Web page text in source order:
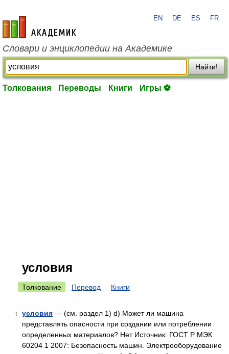
academic.ru
EN DE ES FR
Словари и энциклопедии на Академике
Найти!
Толкования Переводы Книги Игры ⚽
условия
Толкование Перевод Книги
1 условия — (см. раздел 1) d) Может ли машина
представлять опасности при создании или потреблении
определенных материалов? Нет Источник: ГОСТ Р МЭК
60204 1 2007: Безопасность машин. Электрооборудование